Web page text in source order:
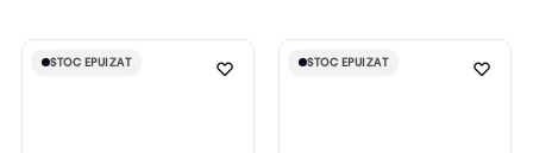
STOC EPUIZAT
STOC EPUIZAT STOC EPUIZAT
STOC EPUIZAT